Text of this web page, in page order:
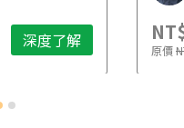
深度了解 原價